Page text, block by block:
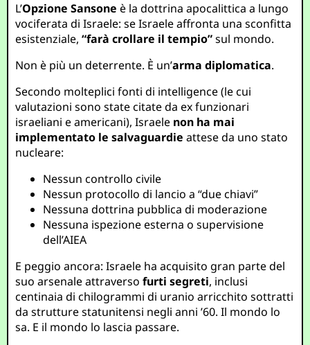
L’Opzione Sansone è la dottrina apocalittica a lungo
vociferata di Israele: se Israele affronta una sconfitta
esistenziale,“farà crollare il tempio”sul mondo.
Non è più un deterrente. È un’arma diplomatica.
Secondo molteplici fonti di intelligence (le cui
valutazioni sono state citate da ex funzionari
israeliani e americani), Israele non ha mai
implementato le salvaguardie attese da uno stato
nucleare:
Nessun controllo civile
Nessun protocollo di lancio a “due chiavi”
Nessuna dottrina pubblica di moderazione
Nessuna ispezione esterna o supervisione
dell’AIEA
E peggio ancora: Israele ha acquisito gran parte del
suo arsenale attraversofurti segreti, inclusi
centinaia di chilogrammi di uranio arricchito sottratti
da strutture statunitensi negli anni ’60. Il mondo lo
sa. E il mondo lo lascia passare.